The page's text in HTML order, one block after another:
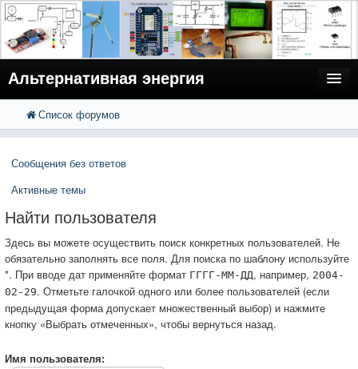
Альтернативная энергия
FAQ
Вход
Расширенный поиск
Список форумов
Сообщения без ответов
Активные темы
Найти пользователя
Здесь вы можете осуществить поиск конкретных пользователей. Не
обязательно заполнять все поля. Для поиска по шаблону используйте
*. При вводе дат применяйте формат ГГГГ-ММ-ДД, например, 2004-
02-29. Отметьте галочкой одного или более пользователей (если
предыдущая форма допускает множественный выбор) и нажмите
кнопку «Выбрать отмеченных», чтобы вернуться назад.
Имя пользователя: